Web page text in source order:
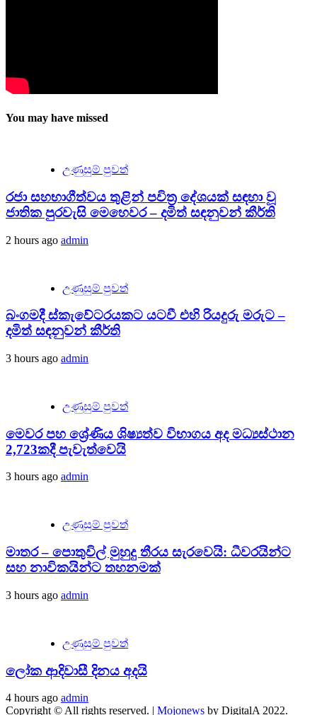
You may have missed
උණුසුම් පුවත්
රජා සහභාගීත්වය තුළින් පවිත්‍ර දේශයක් සඳහා වූ
ජාතික පුරවැසි මෙහෙවර – දමිත් සඳනුවන් කීර්ති
2 hours ago admin
උණුසුම් පුවත්
බංගමදී ස්කැවේටරයකට යටවී එහි රියදුරු මරුට –
දමිත් සඳනුවන් කීර්ති
3 hours ago admin
උණුසුම් පුවත්
මෙවර පහ ශ්‍රේණිය ශිෂ්‍යත්ව විභාගය අද මධ්‍යස්ථාන
2,723කදී පැවැත්වෙයි
3 hours ago admin
උණුසුම් පුවත්
මාතර – පොතුවිල් මුහුදු තීරය සැරවෙයි: ධීවරයින්ට
සහ නාවිකයින්ට තහනමක්
3 hours ago admin
උණුසුම් පුවත්
ලෝක ආදිවාසී දිනය අදයි
4 hours ago admin
Copyright © All rights reserved. | Mojonews by DigitalA 2022.